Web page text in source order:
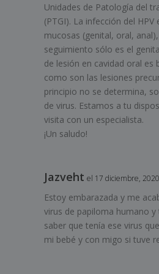
Unidades de Patología del
(PTGI). La infección del
mucosas (genital, oral,
seguimiento sólo es el
de lesión en cavidad oral es
como son las lesiones
principio no se determina,
de virus. Estamos a tu
visita con un especialista.
¡Un saludo!
Jazveht el 17 diciembre,
Estoy embarazada y me
virus de papiloma humano
saber que tenía ese virus
mi bebé y con migo si tuve